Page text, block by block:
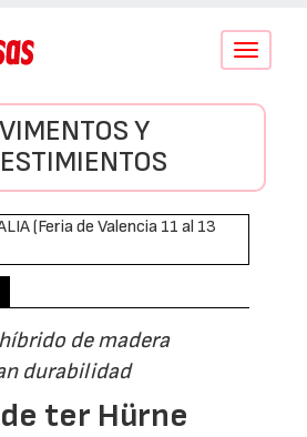
Conmutar
Y
de madera
durabilidad
ter Hürne